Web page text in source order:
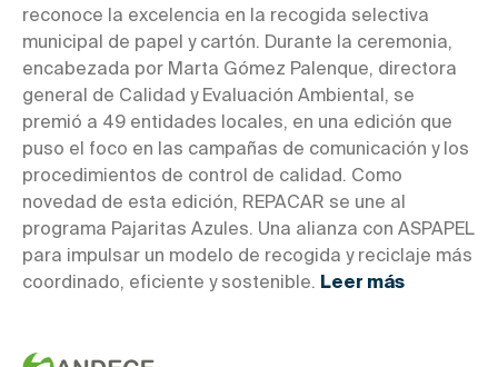
reconoce la excelencia en la recogida selectiva
municipal de papel y cartón. Durante la ceremonia,
encabezada por Marta Gómez Palenque, directora
general de Calidad y Evaluación Ambiental, se
premió a 49 entidades locales, en una edición que
puso el foco en las campañas de comunicación y los
procedimientos de control de calidad. Como
novedad de esta edición, REPACAR se une al
programa Pajaritas Azules. Una alianza con ASPAPEL
para impulsar un modelo de recogida y reciclaje más
coordinado, eficiente y sostenible. Leer más